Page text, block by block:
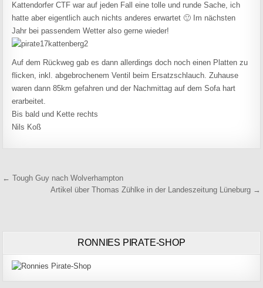
Kattendorfer CTF war auf jeden Fall eine tolle und runde Sache, ich
hatte aber eigentlich auch nichts anderes erwartet 🙂 Im nächsten
Jahr bei passendem Wetter also gerne wieder!
Auf dem Rückweg gab es dann allerdings doch noch einen Platten zu
flicken, inkl. abgebrochenem Ventil beim Ersatzschlauch. Zuhause
waren dann 85km gefahren und der Nachmittag auf dem Sofa hart
erarbeitet.
Bis bald und Kette rechts
Nils Koß
Beitragsnavigation
← Tough Guy nach Wolverhampton
Artikel über Thomas Zühlke in der Landeszeitung Lüneburg →
RONNIES PIRATE-SHOP